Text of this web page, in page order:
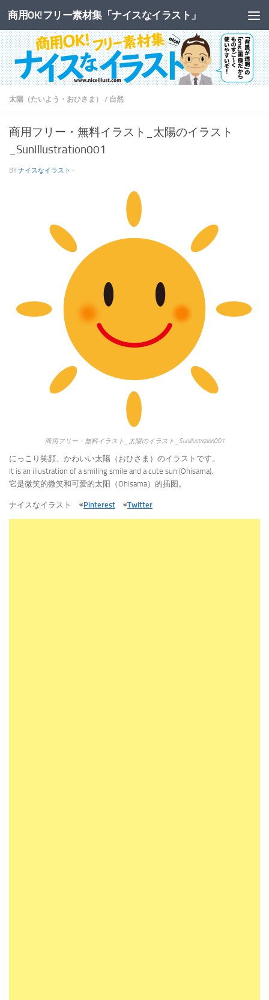
コンテンツへスキップ
商用OK!フリー素材集「ナイスなイラスト」
太陽（たいよう・おひさま） / 自然
商用フリー・無料イラスト_太陽のイラスト
_SunIllustration001
BYナイスなイラスト ·
商用フリー・無料イラスト_太陽のイラスト_SunIllustration001
にっこり笑顔、かわいい太陽（おひさま）のイラストです。
It is an illustration of a smiling smile and a cute sun (Ohisama).
它是微笑的微笑和可爱的太阳（Ohisama）的插图。
ナイスなイラスト ◉Pinterest ◉Twitter